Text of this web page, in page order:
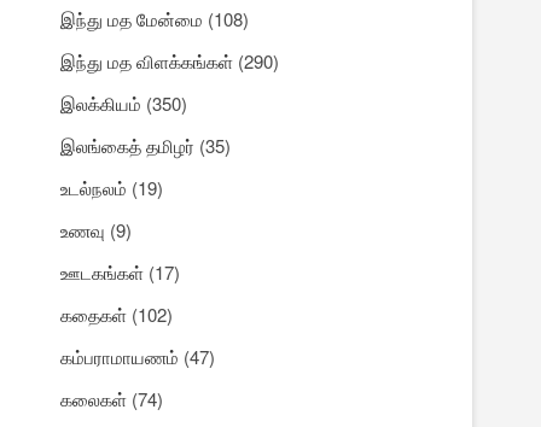
இந்து மத மேன்மை (108)
இந்து மத விளக்கங்கள் (290)
இலக்கியம் (350)
இலங்கைத் தமிழர் (35)
உடல்நலம் (19)
உணவு (9)
ஊடகங்கள் (17)
கதைகள் (102)
கம்பராமாயணம் (47)
கலைகள் (74)